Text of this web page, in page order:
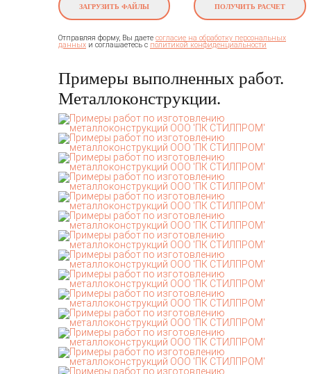
ЗАГРУЗИТЬ ФАЙЛЫ ПОЛУЧИТЬ РАСЧЕТ
Отправляя форму, Вы даете согласие на обработку персональных
данных и соглашаетесь c политикой конфиденциальности
Примеры выполненных работ.
Металлоконструкции.